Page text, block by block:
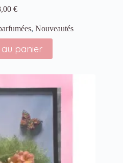
€
,Nouveautés
panier